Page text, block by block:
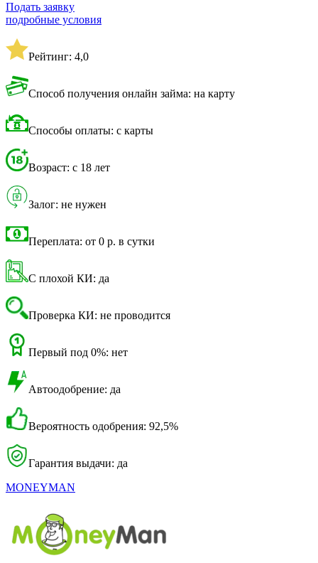
Подать заявку
подробные условия
Рейтинг: 4,0
Способ получения онлайн займа: на карту
Способы оплаты: с карты
Возраст: с 18 лет
Залог: не нужен
Переплата: от 0 р. в сутки
С плохой КИ: да
Проверка КИ: не проводится
Первый под 0%: нет
Автоодобрение: да
Вероятность одобрения: 92,5%
Гарантия выдачи: да
MONEYMAN